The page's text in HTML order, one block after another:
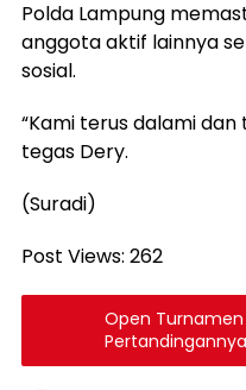
Polda Lampung
anggota aktif lainnya
sosial.
“Kami terus dalami
tegas Dery.
(Suradi)
Post Views: 262
Open Turnamen
Pertandingannya